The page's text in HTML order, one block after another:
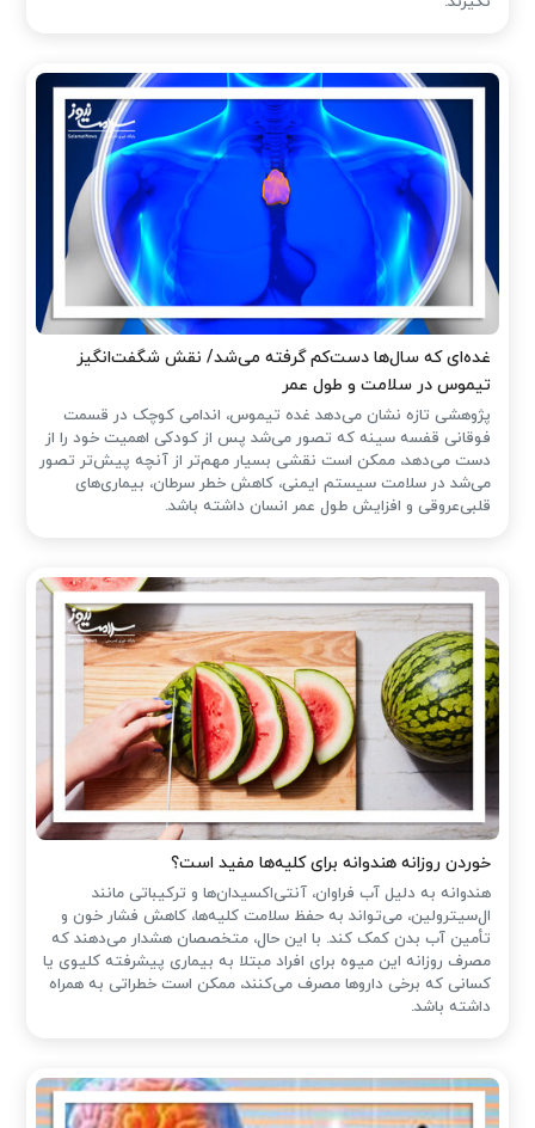
غده‌ای که سال‌ها دست‌کم گرفته می‌شد/ نقش شگفت‌انگیز
تیموس در سلامت و طول عمر
پژوهشی تازه نشان می‌دهد غده تیموس، اندامی کوچک در قسمت
فوقانی قفسه سینه که تصور می‌شد پس از کودکی اهمیت خود را از
دست می‌دهد، ممکن است نقشی بسیار مهم‌تر از آنچه پیش‌تر تصور
می‌شد در سلامت سیستم ایمنی، کاهش خطر سرطان، بیماری‌های
قلبی‌عروقی و افزایش طول عمر انسان داشته باشد.
خوردن روزانه هندوانه برای کلیه‌ها مفید است؟
هندوانه به دلیل آب فراوان، آنتی‌اکسیدان‌ها و ترکیباتی مانند
ال‌سیترولین، می‌تواند به حفظ سلامت کلیه‌ها، کاهش فشار خون و
تأمین آب بدن کمک کند. با این حال، متخصصان هشدار می‌دهند که
مصرف روزانه این میوه برای افراد مبتلا به بیماری پیشرفته کلیوی یا
کسانی که برخی داروها مصرف می‌کنند، ممکن است خطراتی به همراه
داشته باشد.